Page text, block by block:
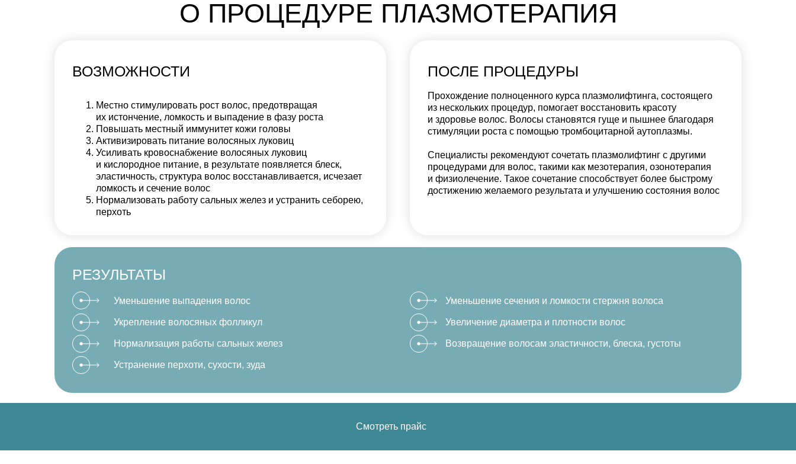
О ПРОЦЕДУРЕ ПЛАЗМОТЕРАПИЯ
Местно стимулировать рост волос, предотвращая
их истончение, ломкость и выпадение в фазу роста
Повышать местный иммунитет кожи головы
Активизировать питание волосяных луковиц
Усиливать кровоснабжение волосяных луковиц
и кислородное питание, в результате появляется блеск,
эластичность, структура волос восстанавливается, исчезает
ломкость и сечение волос
Нормализовать работу сальных желез и устранить себорею,
перхоть
Уменьшение выпадения волос
Укрепление волосяных фолликул
Нормализация работы сальных желез
Устранение перхоти, сухости, зуда
Уменьшение сечения и ломкости стержня волоса
Увеличение диаметра и плотности волос
Возвращение волосам эластичности, блеска, густоты
РЕЗУЛЬТАТЫ
Прохождение полноценного курса плазмолифтинга, состоящего
из нескольких процедур, помогает восстановить красоту
и здоровье волос. Волосы становятся гуще и пышнее благодаря
стимуляции роста с помощью тромбоцитарной аутоплазмы.
Специалисты рекомендуют сочетать плазмолифтинг с другими
процедурами для волос, такими как мезотерапия, озонотерапия
и физиолечение. Такое сочетание способствует более быстрому
достижению желаемого результата и улучшению состояния волос
ПОСЛЕ ПРОЦЕДУРЫ
ВОЗМОЖНОСТИ
Смотреть прайс